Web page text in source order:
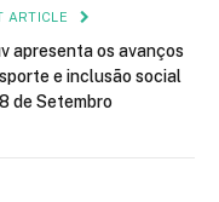
ARTICLE
apresenta os avanços
e inclusão social
de Setembro